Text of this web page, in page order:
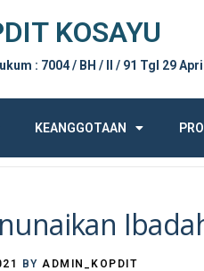
KOSAYU
: 7004 / BH / II / 91 Tgl 29
KEANGGOTAAN
BY ADMIN_KOPDIT